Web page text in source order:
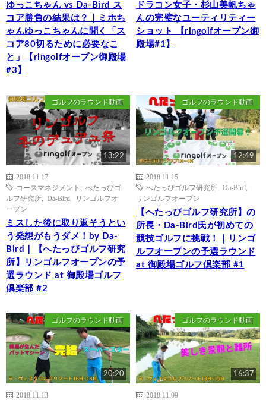
ゆっこちゃん vs Da-Bird ス
コア勝負の結果は？｜ミホち
ゃんゆっこちゃんに聞く「ス
コア80切るために必要なこ
と」【ringolfオープン御殿場
#3】
ドラコン女子・杉山美帆ちゃ
んの完璧なユーティリティー
ショット 【ringolfオープン御
殿場#1】
ゴルフのラウンド動画
13:22
2018.11.17
コースマネジメント
へたっぴゴ
ルフ研究所
Da-Bird
リンゴルフオ
ープン
ミスした後に取り返そうとい
う発想がもうダメ！by Da-
Bird｜【へたっぴゴルフ研究
所】リンゴルフオープンの予
選ラウンド at 御殿場ゴルフ
倶楽部 #2
ゴルフのラウンド動画
12:49
2018.11.15
へたっぴゴルフ研究所
Da-Bird
リンゴルフオープン
【へたっぴゴルフ研究所】の
所長・Da-Bird氏が初めての
競技ゴルフに挑戦！｜リンゴ
ルフオープンの予選ラウンド
at 御殿場ゴルフ倶楽部 #1
ゴルフのラウンド動画
20:20
2018.11.13
ゴルフのラウンド動画
16:37
2018.11.09